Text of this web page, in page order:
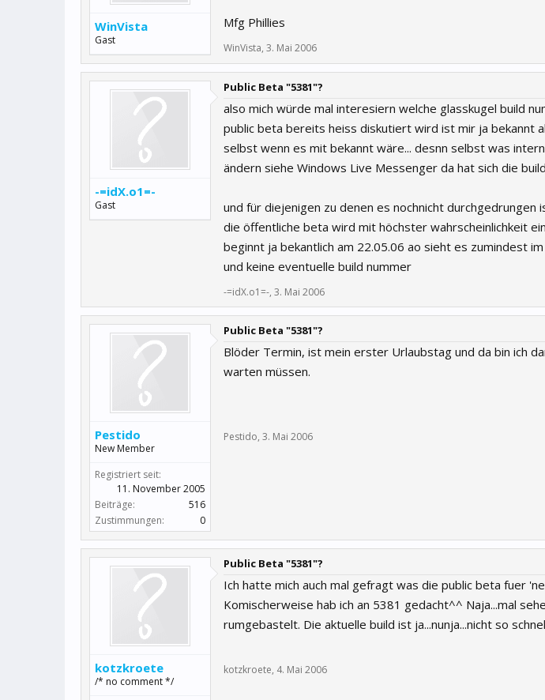
WinVista
Gast
Mfg Phillies
WinVista, 3. Mai 2006
-=idX.o1=-
Gast
Public Beta "5381"?
also mich würde mal interesiern welche glasskugel build
public beta bereits heiss diskutiert wird ist mir ja bekannt
selbst wenn es mit bekannt wäre... desnn selbst was
ändern siehe Windows Live Messenger da hat sich die
und für diejenigen zu denen es nochnicht durchgedrungen
die öffentliche beta wird mit höchster wahrscheinlichkeit
beginnt ja bekantlich am 22.05.06 ao sieht es zumindest
und keine eventuelle build nummer
-=idX.o1=-, 3. Mai 2006
Pestido
New Member
Registriert seit:
11. November 2005
Beiträge:
516
Zustimmungen:
0
Public Beta "5381"?
Blöder Termin, ist mein erster Urlaubstag und da bin ich
warten müssen.
Pestido, 3. Mai 2006
kotzkroete
/* no comment */
Public Beta "5381"?
Ich hatte mich auch mal gefragt was die public beta fuer
Komischerweise hab ich an 5381 gedacht^^ Naja...mal
rumgebastelt. Die aktuelle build ist ja...nunja...nicht so
kotzkroete, 4. Mai 2006